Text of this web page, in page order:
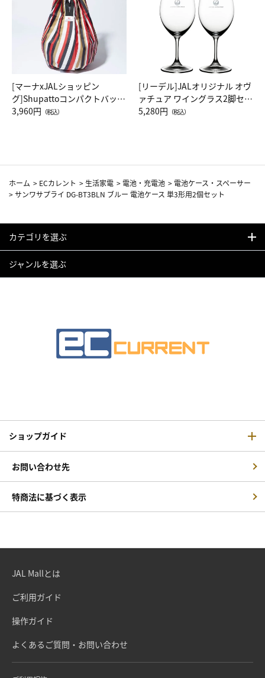
[マーナxJALショッピン
グ]Shupattoコンパクトバッグ
Drop JAL客室乗務員（LC）ス
3,960円 （税込）
[リーデル]JALオリジナル オヴ
ァチュア ワイングラス2脚セッ
ト（レッドワイン）
5,280円 （税込）
ホーム > ECカレント > 生活家電 > 電池・充電池 > 電池ケース・スペーサー
>サンワサプライ DG-BT3BLN ブルー 電池ケース 単3形用2個セット
カテゴリを選ぶ
ジャンルを選ぶ
ショップガイド
お問い合わせ先
特商法に基づく表示
JAL Mallとは
ご利用ガイド
操作ガイド
よくあるご質問・お問い合わせ